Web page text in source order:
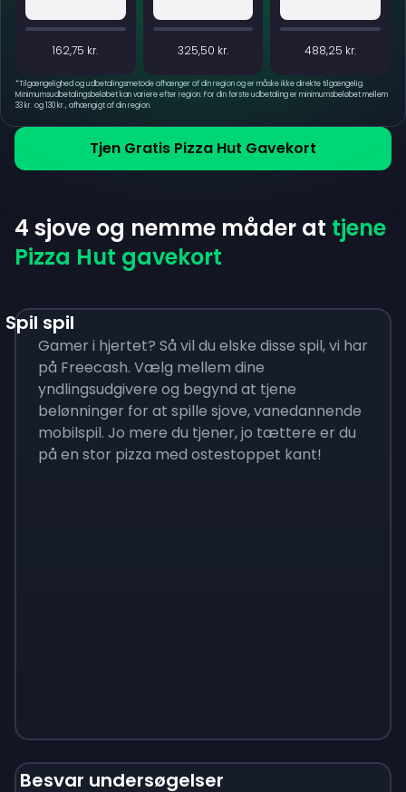
Tjen Gratis Pizza Hut Gavekort
162,75 kr. 325,50 kr. 488,25 kr.
*Tilgængelighed og udbetalingsmetode afhænger af din region og er måske ikke direkte tilgængelig.
Minimumsudbetalingsbeløbet kan variere efter region. For din første udbetaling er minimumsbeløbet mellem
33 kr. og 130 kr., afhængigt af din region.
4 sjove og nemme måder at tjene
Pizza Hut gavekort
Spil spil
Gamer i hjertet? Så vil du elske disse spil, vi har
på Freecash. Vælg mellem dine
yndlingsudgivere og begynd at tjene
belønninger for at spille sjove, vanedannende
mobilspil. Jo mere du tjener, jo tættere er du
på en stor pizza med ostestoppet kant!
Besvar undersøgelser